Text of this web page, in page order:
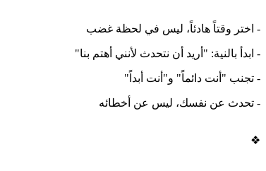
- اختر وقتاً هادئاً، ليس في لحظة غضب
- ابدأ بالنية: "أريد أن نتحدث لأنني أهتم بنا"
- تجنب "أنت دائماً" و"أنت أبداً"
- تحدث عن نفسك، ليس عن أخطائه
❖